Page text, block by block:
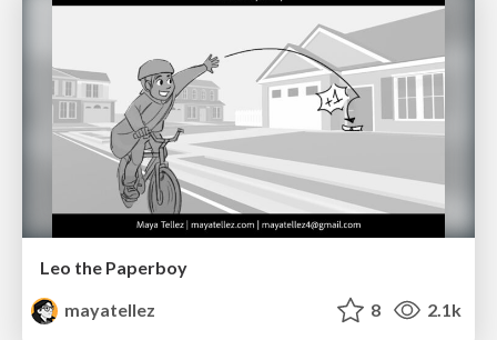
Leo the Paperboy
mayatellez
8 2.1k